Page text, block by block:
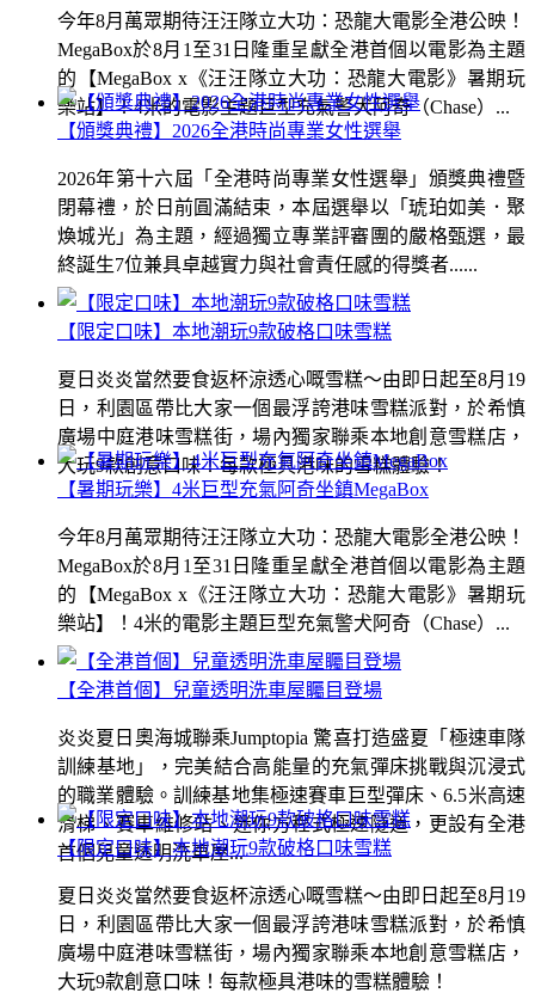
今年8月萬眾期待汪汪隊立大功：恐龍大電影全港公映！
MegaBox於8月1至31日隆重呈獻全港首個以電影為主題
的【MegaBox x《汪汪隊立大功：恐龍大電影》暑期玩
樂站】！4米的電影主題巨型充氣警犬阿奇（Chase）...
【限定口味】本地潮玩9款破格口味雪糕
夏日炎炎當然要食返杯涼透心嘅雪糕～由即日起至8月19
日，利園區帶比大家一個最浮誇港味雪糕派對，於希慎
廣場中庭港味雪糕街，場內獨家聯乘本地創意雪糕店，
大玩9款創意口味！每款極具港味的雪糕體驗！
【全港首個】兒童透明洗車屋矚目登場
炎炎夏日奧海城聯乘Jumptopia 驚喜打造盛夏「極速車隊
訓練基地」，完美結合高能量的充氣彈床挑戰與沉浸式
的職業體驗。訓練基地集極速賽車巨型彈床、6.5米高速
滑梯、賽車維修站、迷你方程式極速隧道，更設有全港
首個兒童透明洗車屋...
【頒獎典禮】2026全港時尚專業女性選舉
2026年第十六屆「全港時尚專業女性選舉」頒獎典禮暨
閉幕禮，於日前圓滿結束，本屆選舉以「琥珀如美．聚
煥城光」為主題，經過獨立專業評審團的嚴格甄選，最
終誕生7位兼具卓越實力與社會責任感的得獎者......
【暑期玩樂】4米巨型充氣阿奇坐鎮MegaBox
今年8月萬眾期待汪汪隊立大功：恐龍大電影全港公映！
MegaBox於8月1至31日隆重呈獻全港首個以電影為主題
的【MegaBox x《汪汪隊立大功：恐龍大電影》暑期玩
樂站】！4米的電影主題巨型充氣警犬阿奇（Chase）...
【限定口味】本地潮玩9款破格口味雪糕
夏日炎炎當然要食返杯涼透心嘅雪糕～由即日起至8月19
日，利園區帶比大家一個最浮誇港味雪糕派對，於希慎
廣場中庭港味雪糕街，場內獨家聯乘本地創意雪糕店，
大玩9款創意口味！每款極具港味的雪糕體驗！